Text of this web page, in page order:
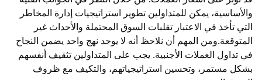
والأساسية، يمكن للمتداولين تطوير استراتيجيات إدارة المخاطر
التي تأخذ في الاعتبار تقلبات السوق المحتملة والأحداث غير
المتوقعة.ومن المهم أن نلاحظ أنه لا يوجد نهج واحد يضمن النجاح
في تداول العملات الأجنبية. يجب على المتداولين تثقيف أنفسهم
بشكل مستمر، وتحسين استراتيجياتهم، والتكيف مع ظروف